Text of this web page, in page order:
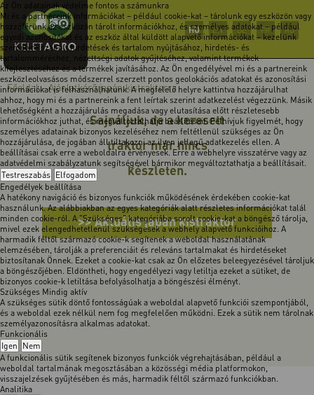
Az Ön adatainak védelme fontos a számunkra
Mi és a partnereink információkat – például cookie-kat – tárolunk egy eszközön vagy
hozzáférünk az eszközön tárolt információkhoz, és személyes adatokat – például
egyedi azonosítókat és az eszköz által küldött alapvető információkat – kezelünk
személyre szabott hirdetések és tartalom nyújtásához, hirdetés- és
tartalomméréshez, nézettségi adatok gyűjtéséhez, valamint termékek
kifejlesztéséhez és a termékek javításához. Az Ön engedélyével mi és a partnereink
eszközleolvasásos módszerrel szerzett pontos geolokációs adatokat és azonosítási
információkat is felhasználhatunk. A megfelelő helyre kattintva hozzájárulhat
ahhoz, hogy mi és a partnereink a fent leírtak szerint adatkezelést végezzünk. Másik
lehetőségként a hozzájárulás megadása vagy elutasítása előtt részletesebb
információkhoz juthat, és megváltoztathatja beállításait. Felhívjuk figyelmét, hogy
személyes adatainak bizonyos kezeléséhez nem feltétlenül szükséges az Ön
hozzájárulása, de jogában áll tiltakozni az ilyen jellegű adatkezelés ellen. A
beállításai csak erre a weboldalra érvényesek. Erre a webhelyre visszatérve vagy az
adatvédelmi szabályzatunk segítségével bármikor megváltoztathatja a beállításait.
Testreszabás Elfogadom
Engedélyek beállítása
A hatékony navigáció és bizonyos funkciók működésének érdekében cookie-kat
használunk. Az alábbiakban az egyes kategóriák alatt részletes információkat talál
minden cookie-ról. A "Szükséges" kategóriába sorolt cookie-kat a böngésző tárolja,
mivel ezek elengedhetetlenül szükségesek a webhely alapvető funkcióihoz. A
harmadik féltől származó cookie-k segítenek a weboldal használatának
elemzésében, tárolják a preferenciáit és releváns tartalmakat és hirdetéseket
biztosítanak Önnek. Ezeket a cookie-kat csak az Ön előzetes beleegyezésével tároljuk
a böngészőjében. Eldöntheti, hogy engedélyezi vagy letiltja ezeket a sütiket, de
bizonyos cookie-k letiltása befolyásolhatja a böngészési élményt.
Szükséges Mindig aktív
A szükséges sütik döntő fontosságúak a weboldal alapvető funkciói szempontjából,
és a weboldal ezek nélkül nem fog megfelelően működni. Ezek a sütik nem tárolnak
személyazonosításra alkalmas adatokat.
Funkcionális
Igen Nem
A funkcionális sütik segítenek bizonyos funkciók végrehajtásában, például a
weboldal tartalmának megosztásában a közösségi média platformokon,
visszajelzések gyűjtésében és más, harmadik féltől származó funkciókban.
Analitika
HU EN DE FR RO
Főoldal-Ajánlatkérő japán kistraktorra
Sajnáljuk, de a keresett
traktor már nincs
készleten.
>> Aktuális japán kistraktor
kínálatunkat itt tekintheti meg
<<